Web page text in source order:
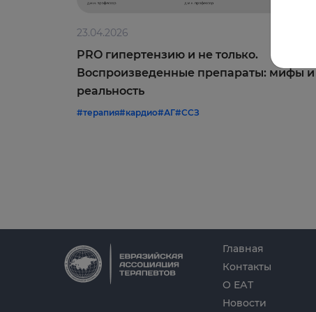
23.04.2026
PRO гипертензию и не только.
Воспроизведенные препараты: мифы и
реальность
#терапия#кардио#АГ#ССЗ
Главная
О ЕАТ
Новости
Контакты